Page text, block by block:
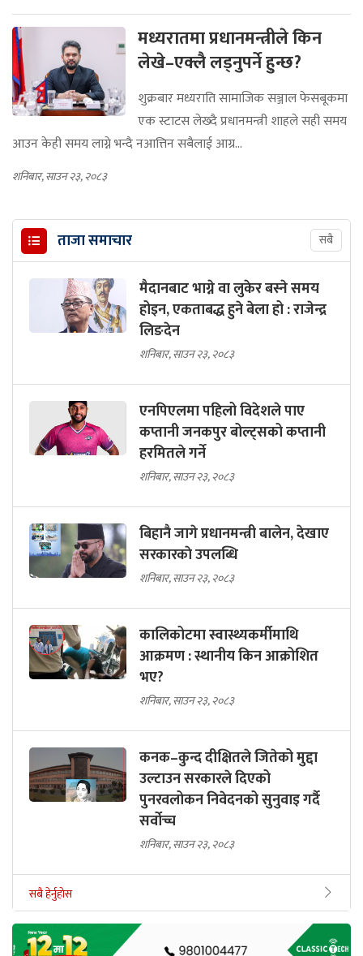
मध्यरातमा प्रधानमन्त्रीले किन
लेखे–एक्लै लड्नुपर्ने हुन्छ?
शुक्रबार मध्यराति सामाजिक सञ्जाल फेसबूकमा
एक स्टाटस लेख्दै प्रधानमन्त्री शाहले सही समय
आउन केही समय लाग्ने भन्दै नआत्तिन सबैलाई आग्र...
शनिबार, साउन २३, २०८३
ताजा समाचार सबै
मैदानबाट भाग्ने वा लुकेर बस्ने समय
होइन, एकताबद्ध हुने बेला हो : राजेन्द्र
लिङदेन
शनिबार, साउन २३, २०८३
एनपिएलमा पहिलो विदेशले पाए
कप्तानी जनकपुर बोल्ट्सको कप्तानी
हरमितले गर्ने
शनिबार, साउन २३, २०८३
बिहानै जागे प्रधानमन्त्री बालेन, देखाए
सरकारकाे उपलब्धि
शनिबार, साउन २३, २०८३
कालिकोटमा स्वास्थ्यकर्मीमाथि
आक्रमण : स्थानीय किन आक्रोशित
भए?
शनिबार, साउन २३, २०८३
कनक–कुन्द दीक्षितले जितेको मुद्दा
उल्टाउन सरकारले दिएको
पुनरवलोकन निवेदनको सुनुवाइ गर्दै
सर्वोच्च
शनिबार, साउन २३, २०८३
सबै हेर्नुहोस